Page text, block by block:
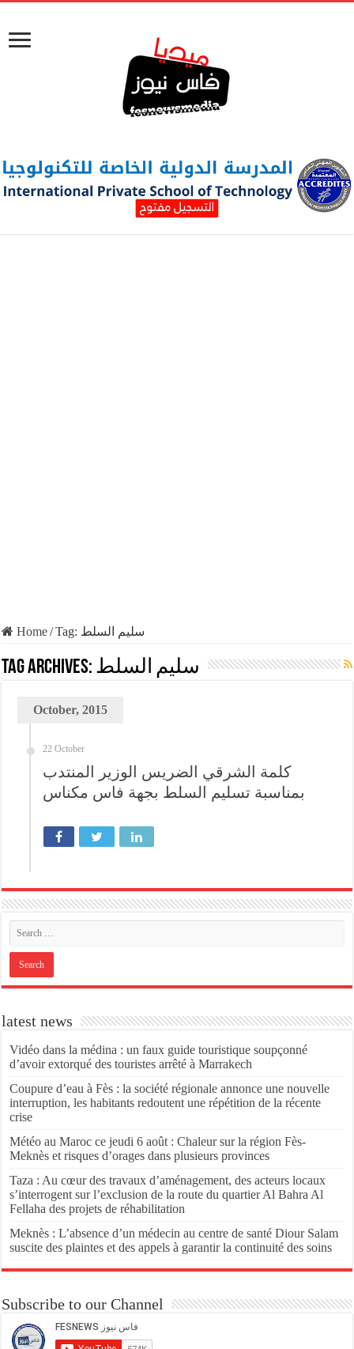
Home/Tag: سليم السلط
Tag Archives: سليم السلط
October, 2015
22 October
كلمة الشرقي الضريس الوزير المنتدب
بمناسبة تسليم السلط بجهة فاس مكناس
latest news
Vidéo dans la médina : un faux guide touristique soupçonné
d’avoir extorqué des touristes arrêté à Marrakech
Coupure d’eau à Fès : la société régionale annonce une nouvelle
interruption, les habitants redoutent une répétition de la récente
crise
Météo au Maroc ce jeudi 6 août : Chaleur sur la région Fès-
Meknès et risques d’orages dans plusieurs provinces
Taza : Au cœur des travaux d’aménagement, des acteurs locaux
s’interrogent sur l’exclusion de la route du quartier Al Bahra Al
Fellaha des projets de réhabilitation
Meknès : L’absence d’un médecin au centre de santé Diour Salam
suscite des plaintes et des appels à garantir la continuité des soins
Subscribe to our Channel